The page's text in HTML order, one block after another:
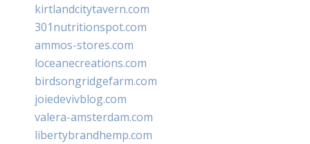
kirtlandcitytavern.com
301nutritionspot.com
ammos-stores.com
loceanecreations.com
birdsongridgefarm.com
joiedevivblog.com
valera-amsterdam.com
libertybrandhemp.com